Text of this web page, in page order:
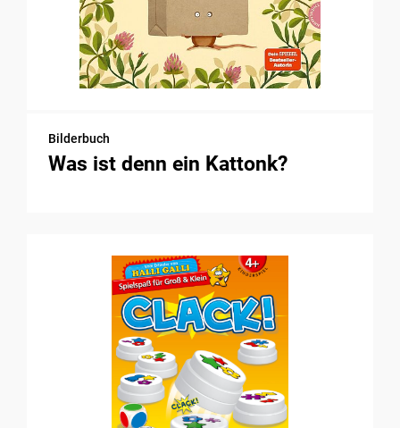
Bilderbuch
Was ist denn ein Kattonk?